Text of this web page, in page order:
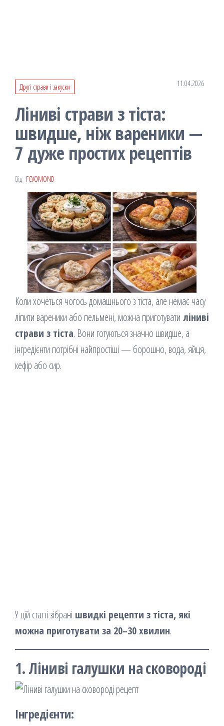
Другі страви і закуски 11.04.2026
Ліниві страви з тіста:
швидше, ніж вареники —
7 дуже простих рецептів
Від FCVOMOND
Коли хочеться чогось домашнього з тіста, але немає часу
ліпити вареники або пельмені, можна приготувати ліниві
страви з тіста. Вони готуються значно швидше, а
інгредієнти потрібні найпростіші — борошно, вода, яйця,
кефір або сир.
У цій статті зібрані швидкі рецепти з тіста, які
можна приготувати за 20–30 хвилин.
1. Ліниві галушки на сковороді
Інгредієнти: